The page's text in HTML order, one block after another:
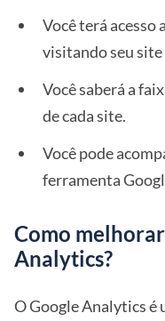
Você terá acesso
visitando seu site
Você saberá a
de cada site.
Você pode
ferramenta
Como melhorar
Analytics?
O Google Analytics é